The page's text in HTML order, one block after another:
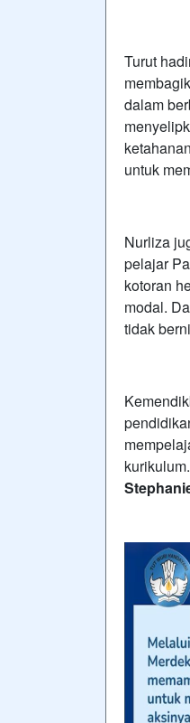
Turut
dalam
untuk
Nurliza
pelajar
kotoran
modal.
tidak